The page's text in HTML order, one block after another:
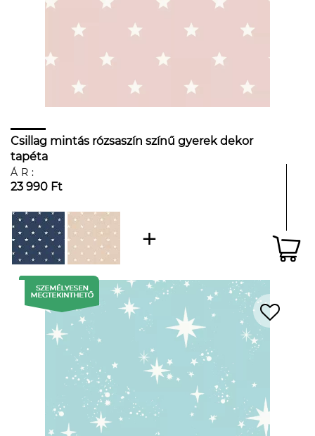
Csillag mintás rózsaszín színű gyerek dekor
tapéta
ÁR:
23 990 Ft